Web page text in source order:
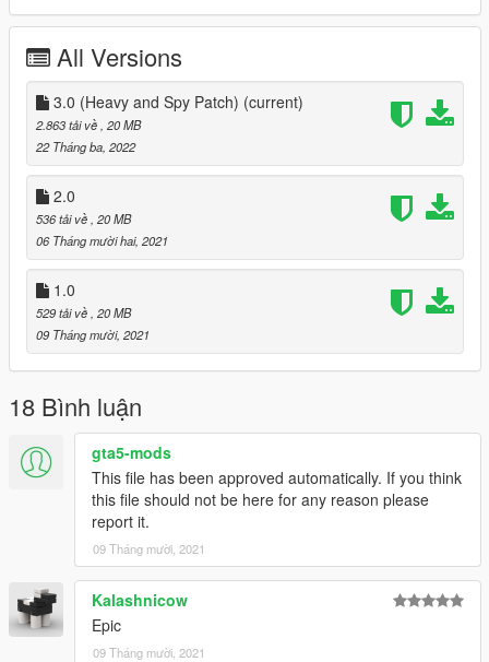
All Versions
3.0 (Heavy and Spy Patch) (current)
2.863 tải về, 20 MB
22 Tháng ba, 2022
2.0
536 tải về, 20 MB
06 Tháng mười hai, 2021
1.0
529 tải về, 20 MB
09 Tháng mười, 2021
18 Bình luận
gta5-mods
This file has been approved automatically. If you think
this file should not be here for any reason please
report it.
09 Tháng mười, 2021
Kalashnicow
Epic
09 Tháng mười, 2021